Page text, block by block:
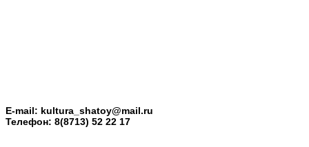
E-mail: kultura_shatoy@mail.ru
Телефон: 8(8713) 52 22 17